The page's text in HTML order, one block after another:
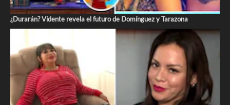
¿Durarán? Vidente revela el futuro de Domínguez y Tarazona